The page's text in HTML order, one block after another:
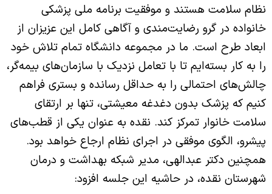
نظام سلامت هستند و موفقیت برنامه ملی پزشکی
خانواده در گرو رضایت‌مندی و آگاهی کامل این عزیزان از
ابعاد طرح است. ما در مجموعه دانشگاه تمام تلاش خود
را به کار بسته‌ایم تا با تعامل نزدیک با سازمان‌های بیمه‌گر،
چالش‌های احتمالی را به حداقل رسانده و بستری فراهم
کنیم که پزشک بدون دغدغه معیشتی، تنها بر ارتقای
سلامت خانوار تمرکز کند. نقده به عنوان یکی از قطب‌های
پیشرو، الگوی موفقی در اجرای نظام ارجاع خواهد بود.
همچنین دکتر عبدالهی، مدیر شبکه بهداشت و درمان
شهرستان نقده، در حاشیه این جلسه افزود: